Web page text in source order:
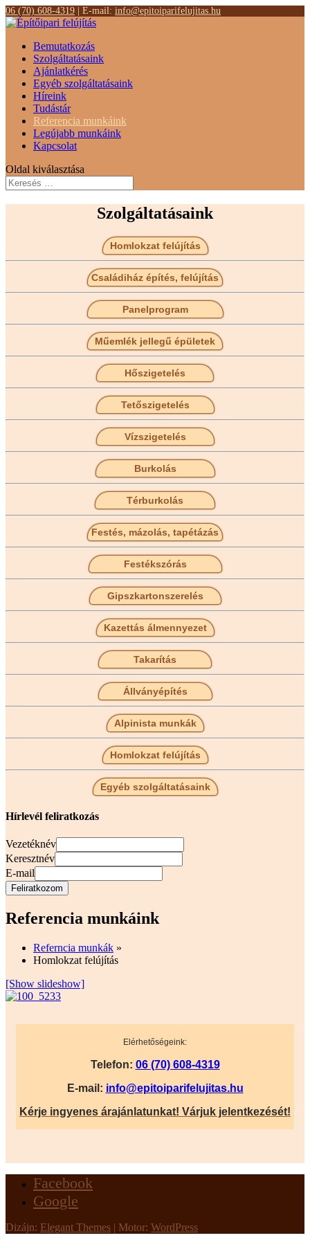
06 (70) 608-4319 | E-mail: info@epitoiparifelujitas.hu
Bemutatkozás
Szolgáltatásaink
Ajánlatkérés
Egyéb szolgáltatásaink
Híreink
Tudástár
Referencia munkáink
Legújabb munkáink
Kapcsolat
Oldal kiválasztása
Szolgáltatásaink
Homlokzat felújítás
Családiház építés, felújítás
Panelprogram
Műemlék jellegű épületek
Hőszigetelés
Tetőszigetelés
Vízszigetelés
Burkolás
Térburkolás
Festés, mázolás, tapétázás
Festékszórás
Gipszkartonszerelés
Kazettás álmennyezet
Takarítás
Állványépítés
Alpinista munkák
Homlokzat felújítás
Egyéb szolgáltatásaink
Hírlevél feliratkozás
Vezetéknév
Keresztnév
E-mail
Referencia munkáink
Referncia munkák »
Homlokzat felújítás
[Show slideshow]
Elérhetőségeink:
Telefon: 06 (70) 608-4319
E-mail: info@epitoiparifelujitas.hu
Kérje ingyenes árajánlatunkat! Várjuk jelentkezését!
Facebook
Google
Dizájn: Elegant Themes | Motor: WordPress